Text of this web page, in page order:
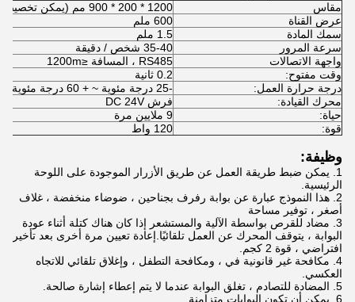
مقاس
1200 * 200 * 900 مم (يمكن تخصيصها)
عرض القناة
600 ملم
سمك المادة
1.5 ملم
سرعة المرور
35-40 شخص / دقيقة
واجهة الاتصالات
RS485 ، المسافة ≤1200m
وقت مفتوح:
0.2 ثانية
درجة حرارة العمل:
-25 درجة مئوية ~ + 60 درجة مئوية
محرك القيادة:
فرش DC 24V
حياة:
9 ملايين مرة
قوة:
120 واط
وظيفة:
1. يمكن ضبط طريقة العمل عن طريق الأزرار الموجودة على اللوحة
الرئيسية.
2. هذا النموذج عبارة عن بوابة رفرف بجناحين ، ضوضاء منخفضة ، غلاف
أصغر ، توفير مساحة
3. مضاد للقرص بواسطة الآلية والمستشعر إذا كان هناك كتلة أثناء عودة
البوابة ، يتوقف المحرك عن العمل تلقائيًا.إعادة تعيين مرة أخرى بعد تأخير
افتراضي ، قوة 2 كجم.
4. مكافحة غير قانونية في ، ومكافحة التطفل ، وإغلاق تلقائي للاتجاه
العكسي.
5. المضادة للتصادم ، تغلق البوابة عندما لا يتم إعطاء إشارة صالحة.
6. يمكن أن تكون البوابات متزامنة.